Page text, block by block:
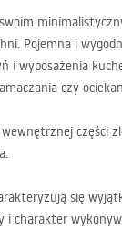
swoim
Pojemna i
i wyposażenia
czy
części
się
charakter